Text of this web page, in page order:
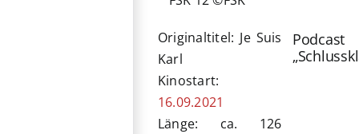
Originaltitel: Je Suis
Karl
Kinostart:
16.09.2021
Länge: ca. 126
Podcast